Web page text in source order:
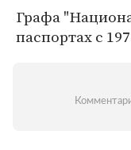
Графа
паспортах с